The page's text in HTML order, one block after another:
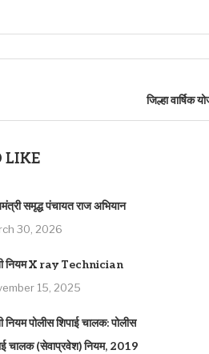
जिल्हा वार्षिक
LIKE
समृद्ध पंचायत राज अभियान
30, 2026
नियम X ray Technician
15, 2025
नियम पोलीस शिपाई चालक: पोलीस
चालक (सेवाप्रवेश) नियम, 2019